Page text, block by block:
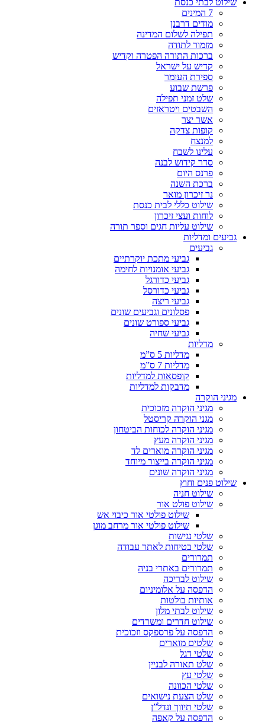
שילוט לבתי כנסת
7 המינים
מודים דרבנן
תפילה לשלום המדינה
מזמור לתודה
ברכות התורה הפטרה וקדיש
קדיש על ישראל
ספירת העומר
פרשת שבוע
שלט זמני תפילה
השבטים ויטראזים
אשר יצר
קופות צדקה
למנצח
עלינו לשבח
סדר קידוש לבנה
פרנס היום
ברכת השנה
נר זיכרון מואר
שילוט כללי לבית כנסת
לוחות ועצי זיכרון
שילוט עליות חגים וספר תורה
גביעים ומדליות
גביעים
גביעי מתכת יוקרתיים
גביעי אומנויות לחימה
גביעי כדורגל
גביעי כדורסל
גביעי ריצה
פסלונים וגביעים שונים
גביעי ספורט שונים
גביעי שחיה
מדליות
מדליות 5 ס”מ
מדליות 7 ס”מ
קופסאות למדליות
מדבקות למדליות
מגיני הוקרה
מגיני הוקרה מזכוכית
מגני הוקרה קריסטל
מגיני הוקרה לכוחות הביטחון
מגיני הוקרה מעץ
מגיני הוקרה מוארים לד
מגיני הוקרה בייצור מיוחד
מגיני הוקרה שונים
שילוט פנים וחוץ
שילוט חניה
שילוט פולט אור
שילוט פולטי אור כיבוי אש
שילוט פולטי אור מרחב מוגן
שלטי נגישות
שלטי בטיחות לאתר עבודה
תמרורים
תמרורים באתרי בניה
שילוט לבריכה
הדפסה על אלומיניום
אותיות בולטות
שילוט לבתי מלון
שילוט חדרים ומשרדים
הדפסה על פרספקס וזכוכית
שלטים מוארים
שלטי דגל
שלט תאורה לבניין
שלטי עץ
שלטי הכוונה
שלט הצעת נישואים
שלטי תיווך ונדל”ן
הדפסה על קאפה